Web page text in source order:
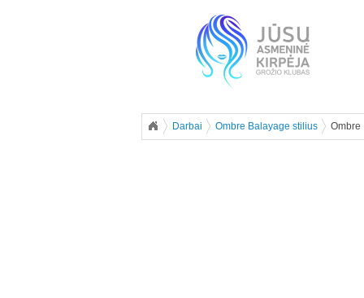
Darbai Ombre Balayage stilius Ombre